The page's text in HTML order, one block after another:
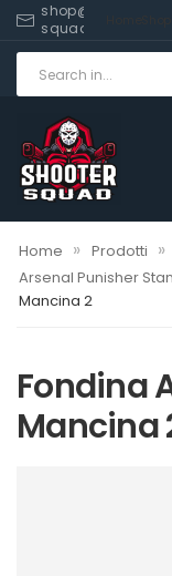
shop@shooter-
squad.com
Home » Prodotti »
Arsenal Punisher
Mancina 2
Fondina
Mancina